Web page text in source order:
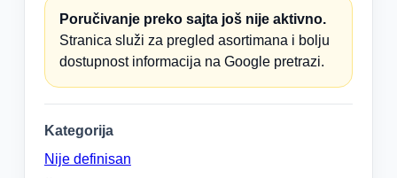
Poručivanje preko sajta još nije aktivno.
Stranica služi za pregled asortimana i bolju
dostupnost informacija na Google pretrazi.
Kategorija
Nije definisan